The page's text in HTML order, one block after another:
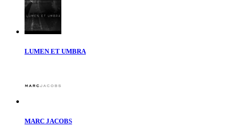
LUMEN ET UMBRA
MARC JACOBS